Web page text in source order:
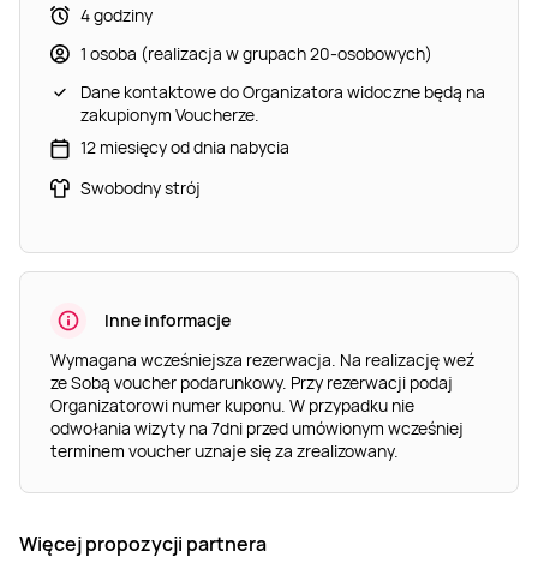
4 godziny
1 osoba (realizacja w grupach 20-osobowych)
Dane kontaktowe do Organizatora widoczne będą na
zakupionym Voucherze.
12 miesięcy od dnia nabycia
Swobodny strój
Inne informacje
Wymagana wcześniejsza rezerwacja. Na realizację weź
ze Sobą voucher podarunkowy. Przy rezerwacji podaj
Organizatorowi numer kuponu. W przypadku nie
odwołania wizyty na 7dni przed umówionym wcześniej
terminem voucher uznaje się za zrealizowany.
Więcej propozycji partnera